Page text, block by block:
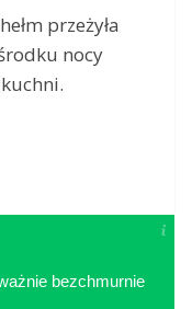
przeżyła
nocy
bezchmurnie